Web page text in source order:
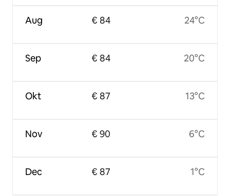
Aug
Sep
Okt
Nov
Dec
€ 84
€ 84
€ 87
€ 90
€ 87
24°C
20°C
13°C
6°C
1°C